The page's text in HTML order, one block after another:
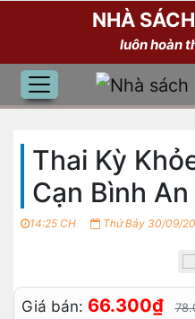
NHÀ
luôn hoàn
Thai Kỳ
Cạn Bình An
14:25 CH Thứ Bảy 30/09/
Giá bán: 66.300₫